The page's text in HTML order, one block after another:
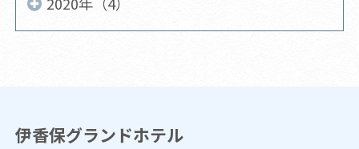
伊香保グランドホテル